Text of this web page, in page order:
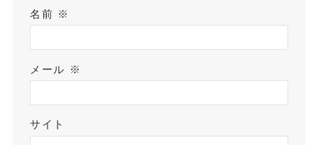
名前 ※
メール ※
サイト